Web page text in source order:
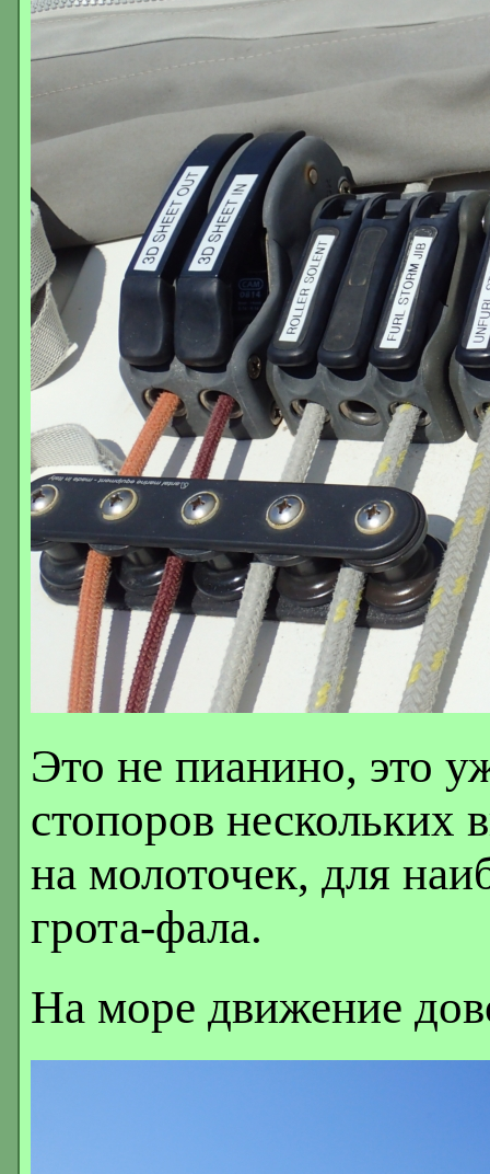
Это не пианино, это
стопоров нескольких
на молоточек, для
грота-фала.
На море движение